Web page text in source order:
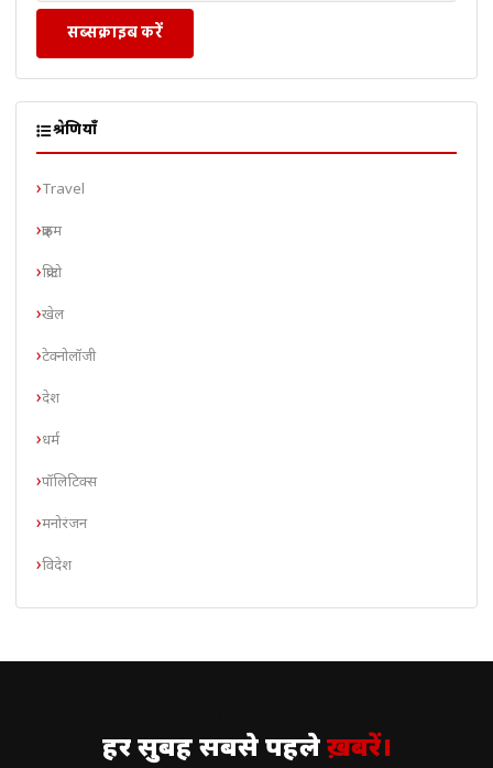
सब्सक्राइब करें
श्रेणियाँ
Travel
क्राइम
क्रिप्टो
खेल
टेक्नोलॉजी
देश
धर्म
पॉलिटिक्स
मनोरंजन
विदेश
हर सुबह सबसे पहलेख़बरें।